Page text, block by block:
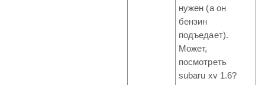
нужен (а он
бензин
подъедает).
Может,
посмотреть
subaru xv 1.6?